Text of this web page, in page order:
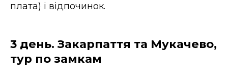
плата) і відпочинок.
3 день. Закарпаття та Мукачево,
тур по замкам